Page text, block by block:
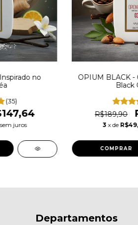
no
(35)
sem juros
OPIUM BLACK -
Black
R$189,90
3 x de
COMPRAR
Departamentos